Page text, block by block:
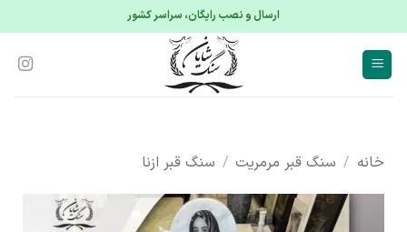
ارسال و نصب رایگان، سراسر کشور
خانه / سنگ قبر مرمریت / سنگ قبر ازنا